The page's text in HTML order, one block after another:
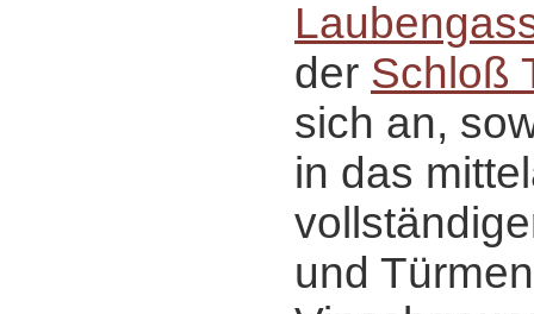
der Schloß
sich an,
in das
und